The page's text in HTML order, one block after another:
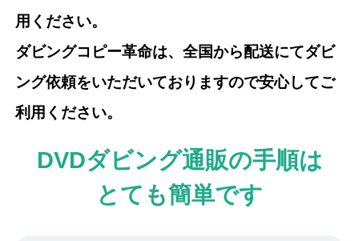
用ください。
ダビングコピー革命は、全国から配送にてダビ
ング依頼をいただいておりますので安心してご
利用ください。
DVDダビング通販の手順は
とても簡単です